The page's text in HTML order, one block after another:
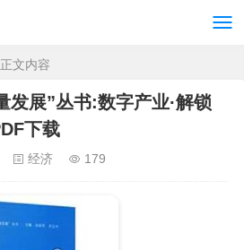
文内容
发展”丛书:数字产业·解锁
下载
经济 179